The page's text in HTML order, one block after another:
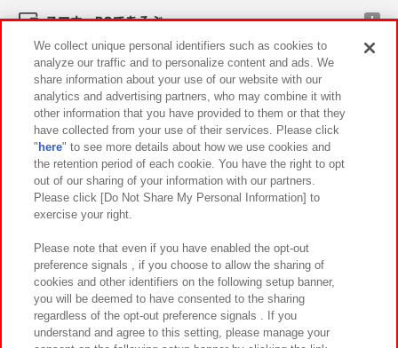
スマホ・PCであそぶ
イベント・キャンペーン
関連会社 サステナビリティ サイトポリシー
プライバシーポリシー ウェブアクセシビリティ方針と検証結果
お取引先さまとともに
カスタマーハラスメント対応方針 よくあるご質問・お問い合わせ
We collect unique personal identifiers such as cookies to
analyze our traffic and to personalize content and ads. We
share information about your use of our website with our
analytics and advertising partners, who may combine it with
other information that you have provided to them or that they
have collected from your use of their services. Please click
" here" to see more details about how we use cookies and
the retention period of each cookie. You have the right to opt
out of our sharing of your information with our partners.
Please click [Do Not Share My Personal Information] to
exercise your right.
Please note that even if you have enabled the opt-out
preference signals , if you choose to allow the sharing of
cookies and other identifiers on the following setup banner,
you will be deemed to have consented to the sharing
regardless of the opt-out preference signals . If you
understand and agree to this setting, please manage your